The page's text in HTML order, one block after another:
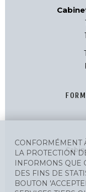
CONFORMÉMENT
LA PROTECTION
INFORMONS QUE
DES FINS DE
BOUTON